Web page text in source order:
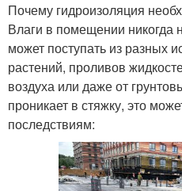
Почему гидроизоляция
Влаги в помещении
может поступать из разных
растений, проливов
воздуха или даже от
проникает в стяжку, это
последствиям: